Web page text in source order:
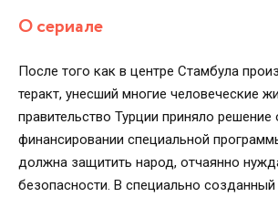
О сериале
После того как в центре Стамбула
теракт, унесший многие человеческие
правительство Турции приняло решение
финансировании специальной
должна защитить народ, отчаянно
безопасности. В специально